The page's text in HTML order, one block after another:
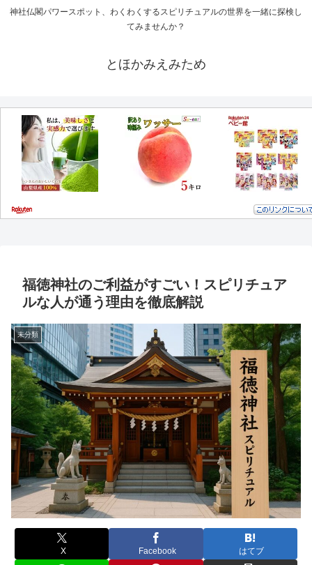
神社仏閣パワースポット、わくわくするスピリチュアルの世界を一緒に探検し
てみませんか？
とほかみえみため
福徳神社のご利益がすごい！スピリチュア
ルな人が通う理由を徹底解説
未分類
X Facebook はてブ